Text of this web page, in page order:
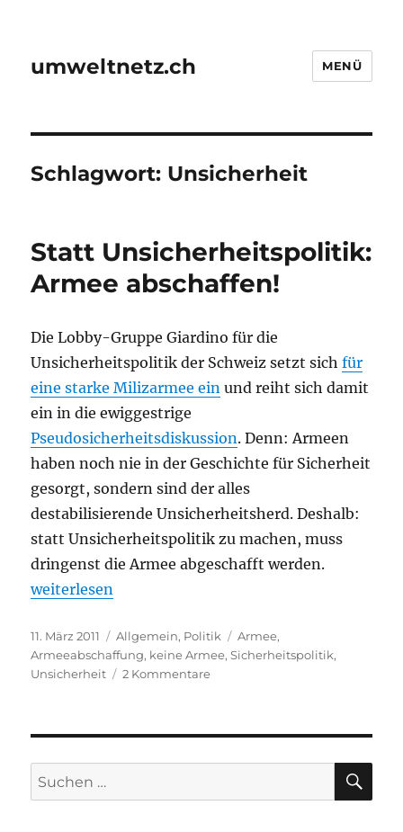
umweltnetz.ch MENÜ
Schlagwort: Unsicherheit
Statt Unsicherheitspolitik:
Armee abschaffen!
Die Lobby-Gruppe Giardino für die
Unsicherheitspolitik der Schweiz setzt sichfür
eine starke Milizarmee ein und reiht sich damit
ein in die ewiggestrige
Pseudosicherheitsdiskussion. Denn: Armeen
haben noch nie in der Geschichte für Sicherheit
gesorgt, sondern sind der alles
destabilisierende Unsicherheitsherd. Deshalb:
statt Unsicherheitspolitik zu machen, muss
dringenst die Armee abgeschafft werden.
„Statt Unsicherheitspolitik: Armee abschaffen!“
weiterlesen
Veröffentlicht
am
11. März 2011 Kategorien
Allgemein, Politik Schlagwörter
Armee,
Armeeabschaffung, keine Armee,Sicherheitspolitik,
Unsicherheit
2 Kommentarezu
Suchen
nach: